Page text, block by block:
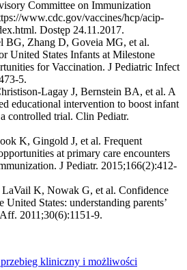
Committee on Immunization
www.cdc.gov/vaccines/hcp/acip-
Dostęp 24.11.2017.
BG, Zhang D, Goveia MG, et al.
United States Infants at Milestone
for Vaccination. J Pediatric Infect
5.
Lagay J, Bernstein BA, et al. A
educational intervention to boost infant
controlled trial. Clin Pediatr.
K, Gingold J, et al. Frequent
at primary care encounters
J Pediatr. 2015;166(2):412-
K, Nowak G, et al. Confidence
United States: understanding parents’
2011;30(6):1151-9.
kliniczny i możliwości